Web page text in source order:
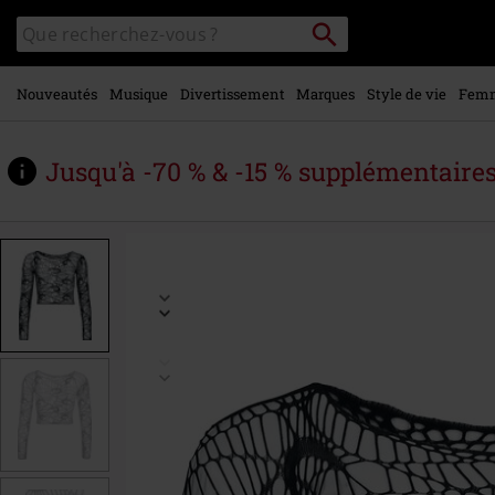
contenu
principal
Rechercher
sur
le
catalogue
Rechercher
Nouveautés Musique Divertissement Marques Style de vie
Jusqu'à -70 % & -15 %
www.large.be/fr/p/lamenthia-
599129St.html